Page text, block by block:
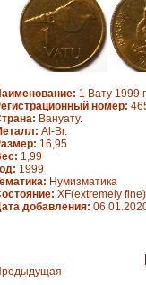
1 Вату 1999
номер:
Вануату.
Al-Br.
16,95
1,99
1999
Нумизматика
XF(extremely fine)
добавления: